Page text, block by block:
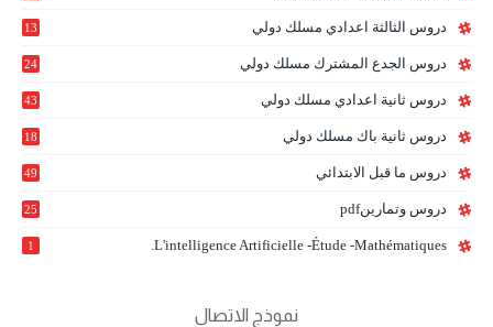
دروس الثالثة اعدادي مسلك دولي
13
دروس الجدع المشترك مسلك دولي
24
دروس ثانية اعدادي مسلك دولي 43
دروس ثانية باك مسلك دولي
18
دروس ما قبل الابتدائي 49
دروس وتمارينpdf 25
L'intelligence Artificielle -étude -mathématiques.
1
نموذج الاتصال